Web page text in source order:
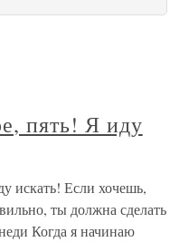
пять! Я иду
искать! Если хочешь,
ты должна сделать
Когда я начинаю